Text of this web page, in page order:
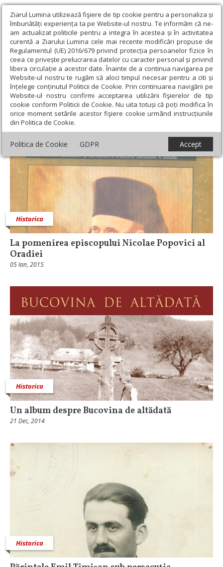
Ziarul Lumina utilizează fişiere de tip cookie pentru a personaliza și
îmbunătăți experiența ta pe Website-ul nostru. Te informăm că ne-
am actualizat politicile pentru a integra în acestea și în activitatea
curentă a Ziarului Lumina cele mai recente modificări propuse de
Regulamentul (UE) 2016/679 privind protecția persoanelor fizice în
ceea ce privește prelucrarea datelor cu caracter personal și privind
libera circulație a acestor date. Înainte de a continua navigarea pe
Website-ul nostru te rugăm să aloci timpul necesar pentru a citi și
înțelege conținutul Politicii de Cookie. Prin continuarea navigării pe
Website-ul nostru confirmi acceptarea utilizării fişierelor de tip
cookie conform Politicii de Cookie. Nu uita totuși că poți modifica în
orice moment setările acestor fişiere cookie urmând instrucțiunile
din Politica de Cookie.
Politica de Cookie GDPR Accept
Ziarul Lumina › Adrian Nicolae Petcu
Adrian Nicolae Petcu
Historica
La pomenirea episcopului Nicolae Popovici al
Oradiei
05 Ian, 2015
Historica
Un album despre Bucovina de altădată
21 Dec, 2014
Historica